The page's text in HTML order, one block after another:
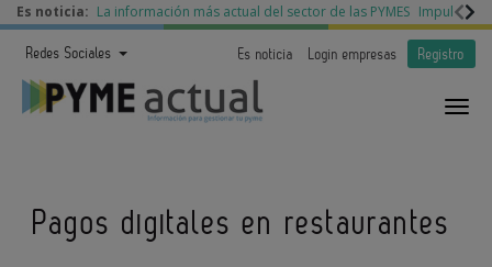
Es noticia: La información más actual del sector de las PYMES Impulso a
Redes Sociales Es noticia Login empresas Registro
Pagos digitales en restaurantes